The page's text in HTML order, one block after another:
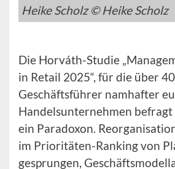
Heike Scholz © Heike Scholz
Die Horváth-Studie
in Retail 2025“, für die über
Geschäftsführer namhafter
Handelsunternehmen
ein Paradoxon.
im Prioritäten-Ranking von
gesprungen,